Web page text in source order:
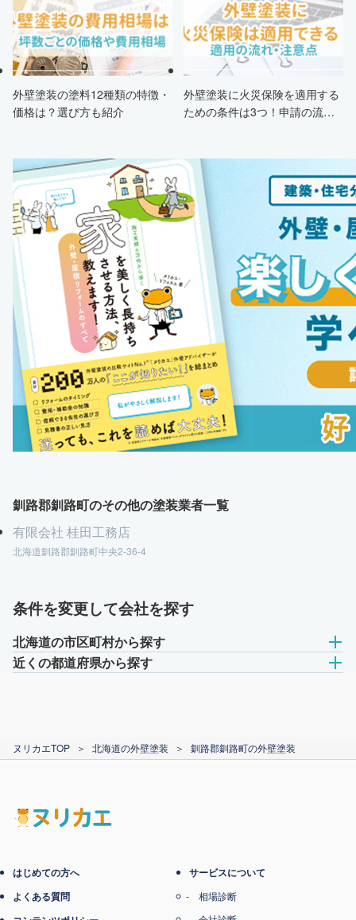
外壁塗装の塗料12種類の特徴・
価格は？選び方も紹介
外壁塗装に火災保険を適用する
ための条件は3つ！申請の流
釧路郡釧路町のその他の塗装業者一覧
有限会社 桂田工務店
北海道釧路郡釧路町中央2-36-4
条件を変更して会社を探す
北海道の市区町村から探す
近くの都道府県から探す
ヌリカエTOP ＞ 北海道の外壁塗装 ＞ 釧路郡釧路町の外壁塗装
はじめての方へ
よくある質問
サービスについて
相場診断